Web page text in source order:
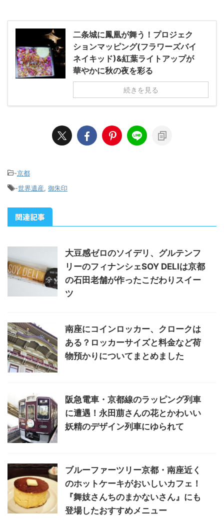
二条城に鳳凰が舞う！プロジェク
ションマッピング(フラワーズバイ
ネイキッド)&紅葉ライトアップが
華やかに秋の夜を彩る
続きを見る
-京都
-世界遺産, 御朱印
関連記事
大豆感ゼロのソイデリ、グルテンフ
リーのフィナンシェSOY DELIは京都
の石田老舗が作ったこだわりスイー
ツ
南座にコインロッカー、クロークは
ある？ロッカーサイズと料金など荷
物預かりについてまとめました
阪急電車・京都線のラッピング列車
に遭遇！永田萠さんの花とかわいい
妖精のデザイン列車にゆられて
ブルーファーツリー京都・南座近く
のホットケーキがおいしいカフェ！
『舞妓さんちのまかないさん』にも
登場したおすすめメニュー